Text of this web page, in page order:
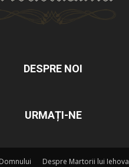
DESPRE NOI
URMAȚI-NE
Despre Martorii lui Iehova